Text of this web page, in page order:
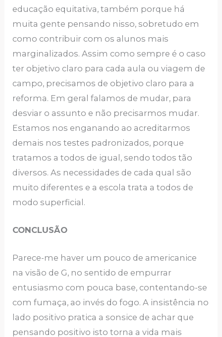
educação equitativa, também porque há
muita gente pensando nisso, sobretudo em
como contribuir com os alunos mais
marginalizados. Assim como sempre é o caso
ter objetivo claro para cada aula ou viagem de
campo, precisamos de objetivo claro para a
reforma. Em geral falamos de mudar, para
desviar o assunto e não precisarmos mudar.
Estamos nos enganando ao acreditarmos
demais nos testes padronizados, porque
tratamos a todos de igual, sendo todos tão
diversos. As necessidades de cada qual são
muito diferentes e a escola trata a todos de
modo superficial.
CONCLUSÃO
Parece-me haver um pouco de americanice
na visão de G, no sentido de empurrar
entusiasmo com pouca base, contentando-se
com fumaça, ao invés do fogo. A insistência no
lado positivo pratica a sonsice de achar que
pensando positivo isto torna a vida mais